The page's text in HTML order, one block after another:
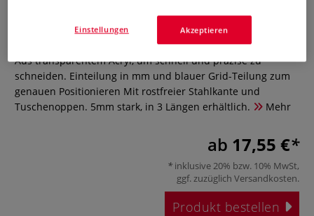
0 Bewertungen
Aus transparentem Acryl, um schnell und präzise zu
schneiden. Einteilung in mm und blauer Grid-Teilung zum
genauen Positionieren Mit rostfreier Stahlkante und
Tuschenoppen. 5mm stark, in 3 Längen erhältlich.
Mehr
ab 17,55 €
inklusive 20% bzw. 10% MwSt,
ggf. zuzüglich Versandkosten.
Produkt bestellen
Akzeptieren
Einstellungen